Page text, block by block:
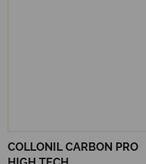
COLLONIL CARBON PRO